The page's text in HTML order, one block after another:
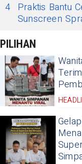
4 Praktis Bantu
Sunscreen
PILIHAN